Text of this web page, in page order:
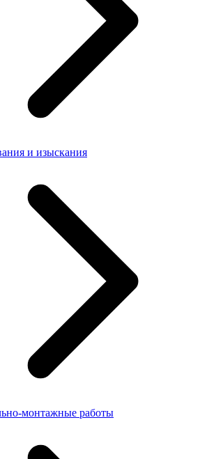
и изыскания
монтажные работы